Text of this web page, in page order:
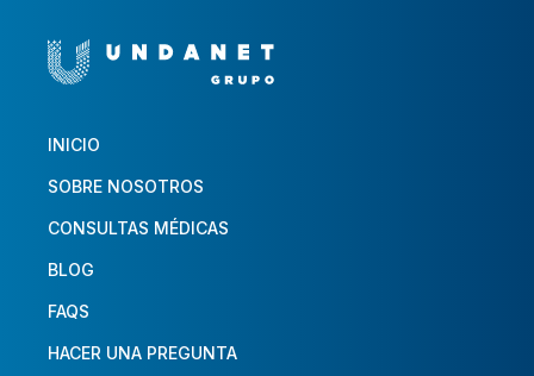
INICIO
SOBRE NOSOTROS
CONSULTAS MÉDICAS
BLOG
FAQS
HACER UNA PREGUNTA